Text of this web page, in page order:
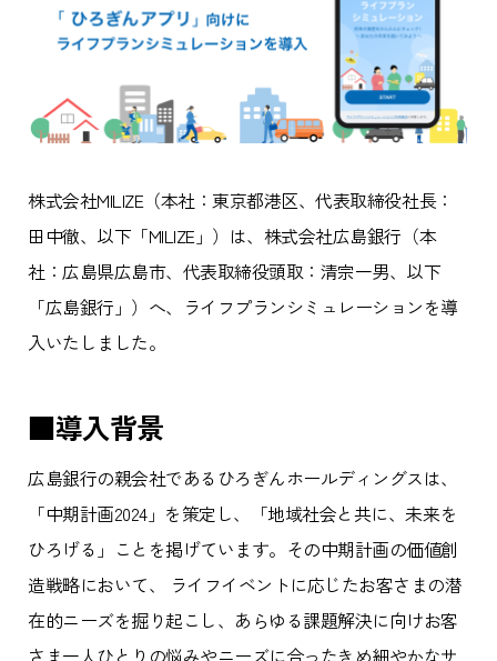
株式会社MILIZE（本社：東京都港区、代表取締役社長：
田中徹、以下「MILIZE」）は、株式会社広島銀行（本
社：広島県広島市、代表取締役頭取：清宗一男、以下
「広島銀行」）へ、ライフプランシミュレーションを導
入いたしました。
■導入背景
広島銀行の親会社であるひろぎんホールディングスは、
「中期計画2024」を策定し、「地域社会と共に、未来を
ひろげる」ことを掲げています。その中期計画の価値創
造戦略において、 ライフイベントに応じたお客さまの潜
在的ニーズを掘り起こし、あらゆる課題解決に向けお客
さま一人ひとりの悩みやニーズに合ったきめ細やかなサ